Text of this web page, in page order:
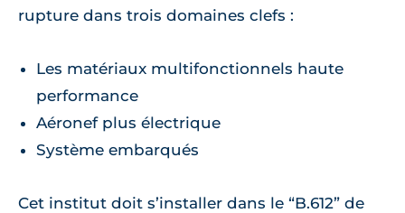
rupture dans trois domaines clefs :
Les matériaux multifonctionnels haute
performance
Aéronef plus électrique
Système embarqués
Cet institut doit s’installer dans le “B.612” de